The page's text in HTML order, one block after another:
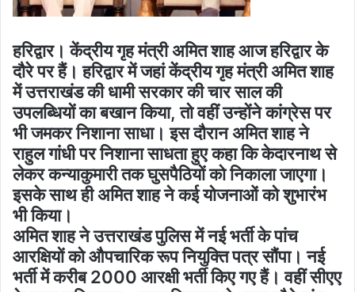
हरिद्वार। केंद्रीय गृह मंत्री अमित शाह आज हरिद्वार के
दौरे पर हैं। हरिद्वार में जहां केंद्रीय गृह मंत्री अमित शाह
में उत्तराखंड की धामी सरकार की चार साल की
उपलब्धियों का बखान किया, तो वहीं उन्होंने कांग्रेस पर
भी जमकर निशाना साधा। इस दौरान अमित शाह ने
राहुल गांधी पर निशाना साधता हुए कहा कि केदारनाथ से
लेकर कन्याकुमारी तक घुसपैठियों को निकाला जाएगा।
इसके साथ ही अमित शाह ने कई योजनाओं को शुभारंभ
भी किया।
अमित शाह ने उत्तराखंड पुलिस में नई भर्ती के पांच
आरक्षियों को औपचारिक रूप नियुक्ति पत्र सौंपा। नई
भर्ती में करीब 2000 आरक्षी भर्ती किए गए हैं। वहीं सीएए